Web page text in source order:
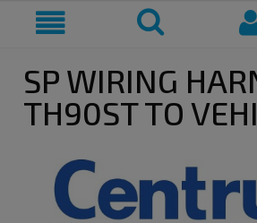
SP WIRING
TH90ST TO